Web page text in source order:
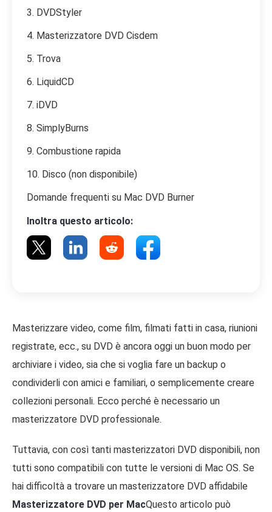
3. DVDStyler
4. Masterizzatore DVD Cisdem
5. Trova
6. LiquidCD
7. iDVD
8. SimplyBurns
9. Combustione rapida
10. Disco (non disponibile)
Domande frequenti su Mac DVD Burner
Inoltra questo articolo:
Masterizzare video, come film, filmati fatti in casa, riunioni
registrate, ecc., su DVD è ancora oggi un buon modo per
archiviare i video, sia che si voglia fare un backup o
condividerli con amici e familiari, o semplicemente creare
collezioni personali. Ecco perché è necessario un
masterizzatore DVD professionale.
Tuttavia, con così tanti masterizzatori DVD disponibili, non
tutti sono compatibili con tutte le versioni di Mac OS. Se
hai difficoltà a trovare un masterizzatore DVD affidabile
Masterizzatore DVD per MacQuesto articolo può